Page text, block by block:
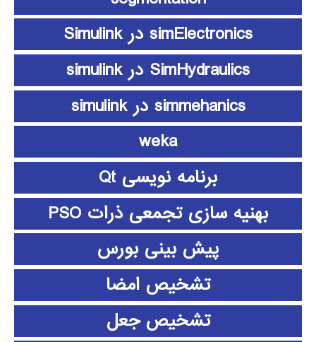
simElectronics در Simulink
SimHydraulics در simulink
simmehanics در simulink
weka
برنامه نویسی Qt
بهنیه سازی تجمعی ذرات PSO
پیش بینی بورس
تشخیص امضا
تشخیص جعل